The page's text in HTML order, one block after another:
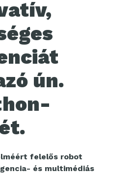
ún.
felelős robot
és multimédiás